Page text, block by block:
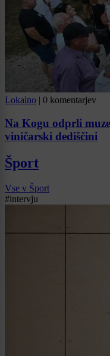
Lokalno | 0 komentarjev
Na Kogu odprli
viničarski dediščini
Šport
Vse v Šport
#intervju